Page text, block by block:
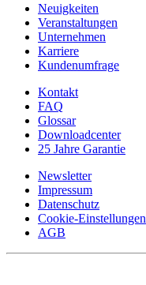
Neuigkeiten
Veranstaltungen
Unternehmen
Karriere
Kundenumfrage
Kontakt
FAQ
Glossar
Downloadcenter
25 Jahre Garantie
Newsletter
Impressum
Datenschutz
Cookie-Einstellungen
AGB